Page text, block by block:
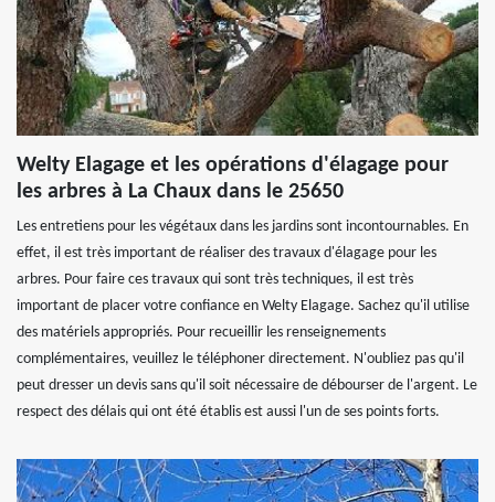
Welty Elagage et les opérations d'élagage pour
les arbres à La Chaux dans le 25650
Les entretiens pour les végétaux dans les jardins sont incontournables. En
effet, il est très important de réaliser des travaux d'élagage pour les
arbres. Pour faire ces travaux qui sont très techniques, il est très
important de placer votre confiance en Welty Elagage. Sachez qu'il utilise
des matériels appropriés. Pour recueillir les renseignements
complémentaires, veuillez le téléphoner directement. N'oubliez pas qu'il
peut dresser un devis sans qu'il soit nécessaire de débourser de l'argent. Le
respect des délais qui ont été établis est aussi l'un de ses points forts.